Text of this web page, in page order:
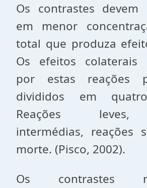
Os contrastes devem
em menor
total que produza
Os efeitos colaterais
por estas reações
divididos em
Reações leves,
intermédias, reações
morte. (Pisco, 2002).
Os contrastes